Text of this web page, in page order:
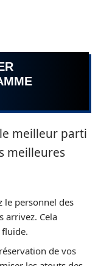
meilleur parti
meilleures
le personnel des
arrivez. Cela
de vos